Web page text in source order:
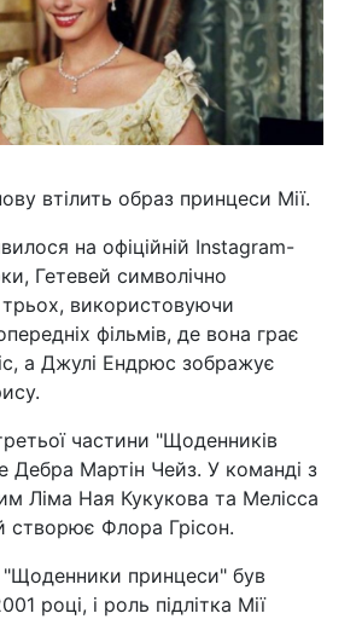
втілить образ принцеси Мії.
на офіційній Instagram-
Гетевей символічно
трьох, використовуючи
фільмів, де вона грає
а Джулі Ендрюс зображує
частини "Щоденників
Дебра Мартін Чейз. У команді з
Ліма Ная Кукукова та Мелісса
створює Флора Грісон.
принцеси" був
році, і роль підлітка Мії